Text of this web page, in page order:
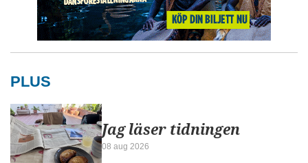
PLUS
Jag läser tidningen
08 aug 2026